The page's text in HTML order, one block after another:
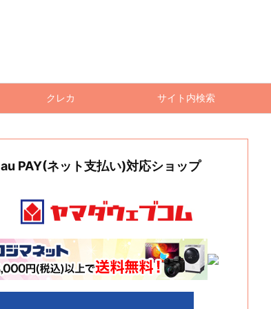
クレカ サイト内検索
au PAY(ネット支払い)対応ショップ